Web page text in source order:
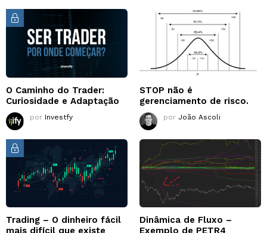
O Caminho do Trader:
Curiosidade e Adaptação
por Investfy
STOP não é
gerenciamento de risco.
por João Ascoli
Trading – O dinheiro fácil
Dinâmica de Fluxo –